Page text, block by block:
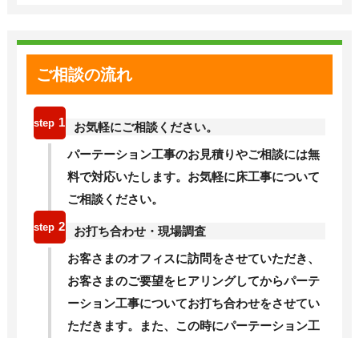
ご相談の流れ
1
お気軽にご相談ください。
パーテーション工事のお見積りやご相談には無
料で対応いたします。お気軽に床工事について
ご相談ください。
2
お打ち合わせ・現場調査
お客さまのオフィスに訪問をさせていただき、
お客さまのご要望をヒアリングしてからパーテ
ーション工事についてお打ち合わせをさせてい
ただきます。また、この時にパーテーション工